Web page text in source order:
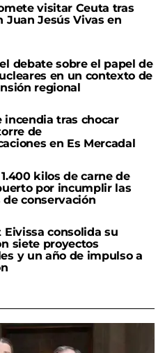
visitar Ceuta tras
Juan Jesús Vivas en
debate sobre el papel de
en un contexto de
regional
incendia tras chocar
de
en Es Mercadal
kilos de carne de
por incumplir las
conservación
Eivissa consolida su
siete proyectos
y un año de impulso a